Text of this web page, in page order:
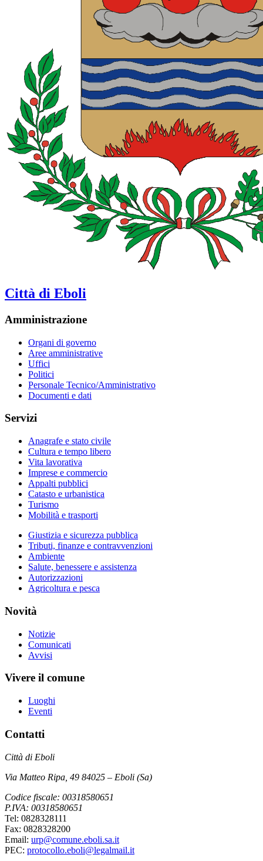
Città di Eboli
Amministrazione
Organi di governo
Aree amministrative
Uffici
Politici
Personale Tecnico/Amministrativo
Documenti e dati
Servizi
Anagrafe e stato civile
Cultura e tempo libero
Vita lavorativa
Imprese e commercio
Appalti pubblici
Catasto e urbanistica
Turismo
Mobilità e trasporti
Giustizia e sicurezza pubblica
Tributi, finanze e contravvenzioni
Ambiente
Salute, benessere e assistenza
Autorizzazioni
Agricoltura e pesca
Novità
Notizie
Comunicati
Avvisi
Vivere il comune
Luoghi
Eventi
Contatti
Città di Eboli
Via Matteo Ripa, 49 84025 – Eboli (Sa)
Codice fiscale: 00318580651
P.IVA: 00318580651
Tel: 0828328111
Fax: 0828328200
Email: urp@comune.eboli.sa.it
PEC: protocollo.eboli@legalmail.it